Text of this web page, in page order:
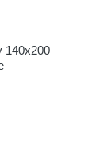
140x200